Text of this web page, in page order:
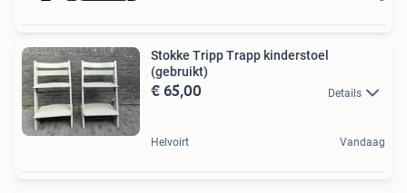
Stokke Tripp Trapp kinderstoel
(gebruikt)
€ 65,00 Details
Helvoirt Vandaag